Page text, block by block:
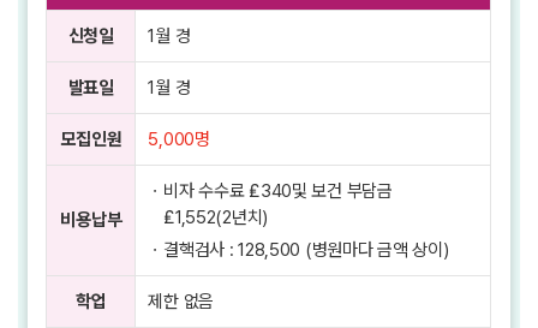
신청일 1월 경
발표일 1월 경
모집인원 5,000명
비용납부
ㆍ 비자 수수료 ₤340및 보건 부담금
₤1,552(2년치)
ㆍ 결핵검사 : 128,500 (병원마다 금액 상이)
학업 제한 없음